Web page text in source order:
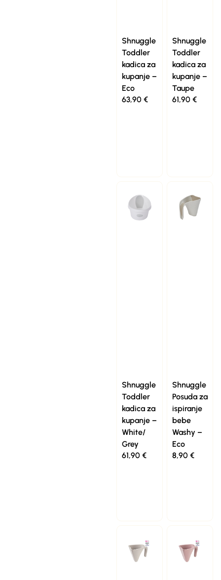
Shnuggle
Toddler
kadica za
kupanje –
Eco
63,90 €
Shnuggle
Toddler
kadica za
kupanje –
Taupe
61,90 €
Shnuggle
Toddler
kadica za
kupanje –
White/
Grey
61,90 €
Shnuggle
Posuda za
ispiranje
bebe
Washy –
Eco
8,90 €